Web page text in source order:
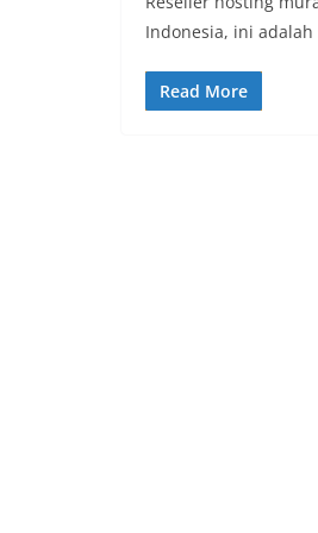
Indonesia, ini
Read More